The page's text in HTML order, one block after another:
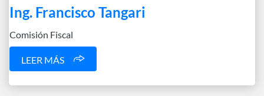
Ing. Francisco Tangari
Comisión Fiscal
LEER MÁS